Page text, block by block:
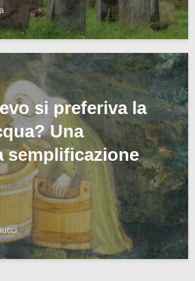
si preferiva la
Una
semplificazione